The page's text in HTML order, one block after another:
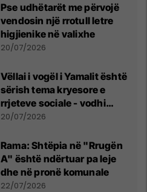
Pse udhëtarët me përvojë
vendosin një rrotull letre
higjienike në valixhe
20/07/2026
Vëllai i vogël i Yamalit është
sërish tema kryesore e
rrjeteve sociale - vodhi
vëmendjen pas finales së
20/07/2026
Rama: Shtëpia në "Rrugën
A" është ndërtuar pa leje
dhe në pronë komunale
22/07/2026